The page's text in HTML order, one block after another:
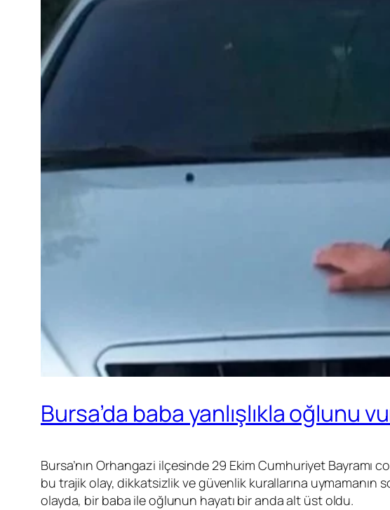
Bursa’da baba yanlışlıkla oğlunu
Bursa’nın Orhangazi ilçesinde 29 Ekim Cumhuriyet Bayramı
bu trajik olay, dikkatsizlik ve güvenlik kurallarına uymamanın
olayda, bir baba ile oğlunun hayatı bir anda alt üst oldu.